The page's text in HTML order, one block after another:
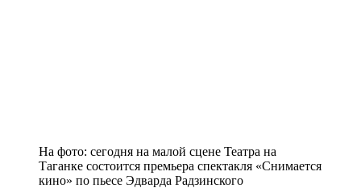
На фото: сегодня на малой сцене Театра на
Таганке состоится премьера спектакля «Снимается
кино» по пьесе Эдварда Радзинского